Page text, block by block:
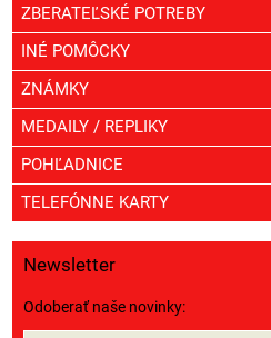
ZBERATEĽSKÉ POTREBY
INÉ POMÔCKY
ZNÁMKY
MEDAILY / REPLIKY
POHĽADNICE
TELEFÓNNE KARTY
Newsletter
Odoberať naše novinky: